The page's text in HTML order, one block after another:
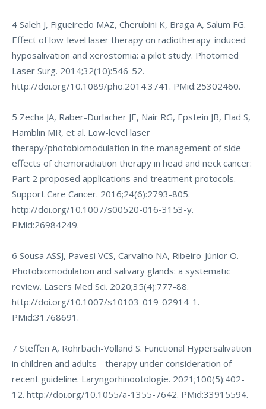
4 Saleh J, Figueiredo MAZ, Cherubini K, Braga A, Salum FG.
Effect of low-level laser therapy on radiotherapy-induced
hyposalivation and xerostomia: a pilot study. Photomed
Laser Surg. 2014;32(10):546-52.
http://doi.org/10.1089/pho.2014.3741 . PMid:25302460.
5 Zecha JA, Raber-Durlacher JE, Nair RG, Epstein JB, Elad S,
Hamblin MR, et al. Low-level laser
therapy/photobiomodulation in the management of side
effects of chemoradiation therapy in head and neck cancer:
Part 2 proposed applications and treatment protocols.
Support Care Cancer. 2016;24(6):2793-805.
http://doi.org/10.1007/s00520-016-3153-y.
PMid:26984249.
6 Sousa ASSJ, Pavesi VCS, Carvalho NA, Ribeiro-Júnior O.
Photobiomodulation and salivary glands: a systematic
review. Lasers Med Sci. 2020;35(4):777-88.
http://doi.org/10.1007/s10103-019-02914-1 .
PMid:31768691.
7 Steffen A, Rohrbach-Volland S. Functional Hypersalivation
in children and adults - therapy under consideration of
recent guideline. Laryngorhinootologie. 2021;100(5):402-
12. http://doi.org/10.1055/a-1355-7642. PMid:33915594.